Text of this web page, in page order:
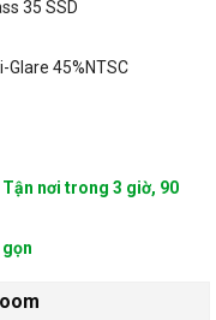
35 SSD
Glare 45%NTSC
Tận nơi trong 3 giờ, 90